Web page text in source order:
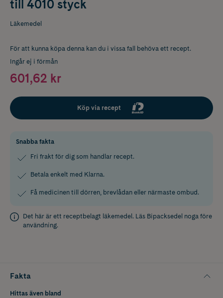
till 4010 styck
Läkemedel
För att kunna köpa denna kan du i vissa fall behöva ett recept.
Ingår ej i förmån
601,62 kr
Köp via recept
Snabba fakta
Fri frakt för dig som handlar recept.
Betala enkelt med Klarna.
Få medicinen till dörren, brevlådan eller närmaste ombud.
Det här är ett receptbelagt läkemedel. Läs Bipacksedel noga före
användning.
Fakta
Hittas även bland